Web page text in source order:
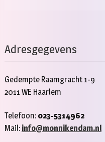
Adresgegevens
Gedempte Raamgracht 1-9
2011 WE Haarlem
Telefoon: 023-5314962
Mail: info@monnikendam.nl